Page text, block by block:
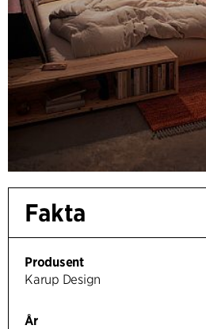
Fakta
Produsent
Karup Design
År